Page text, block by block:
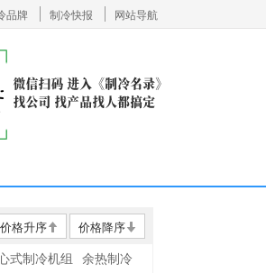
品牌 制冷快报 网站导航
价格升序 价格降序
式制冷机组
余热制冷